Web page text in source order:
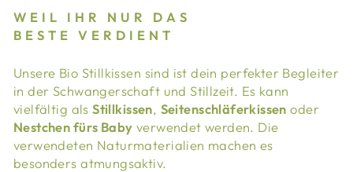
WEIL IHR NUR DAS
BESTE VERDIENT
Unsere Bio Stillkissen sind ist dein perfekter Begleiter
in der Schwangerschaft und Stillzeit. Es kann
vielfältig alsStillkissen, Seitenschläferkissen oder
Nestchen fürs Baby verwendet werden. Die
verwendeten Naturmaterialien machen es
besonders atmungsaktiv.